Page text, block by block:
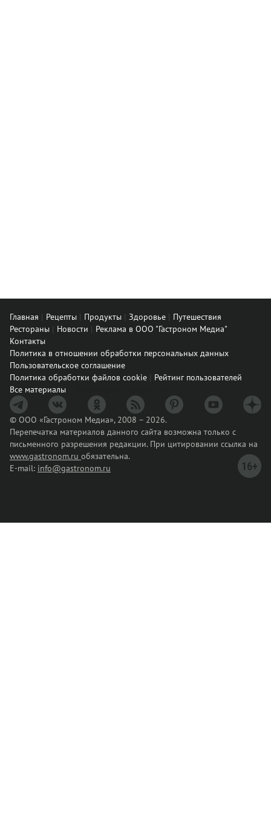
Главная Рецепты Продукты Здоровье
Путешествия
Рестораны
Новости
Реклама в ООО "Гастроном Медиа"
Контакты
Политика в отношении обработки персональных данных
Пользовательское соглашение
Политика обработки файлов cookie
Рейтинг пользователей
Все материалы
© ООО «Гастроном Медиа», 2008 – 2026.
Перепечатка материалов данного сайта возможна только с
письменного разрешения редакции. При цитировании ссылка на
www.gastronom.ru обязательна.
E-mail: info@gastronom.ru